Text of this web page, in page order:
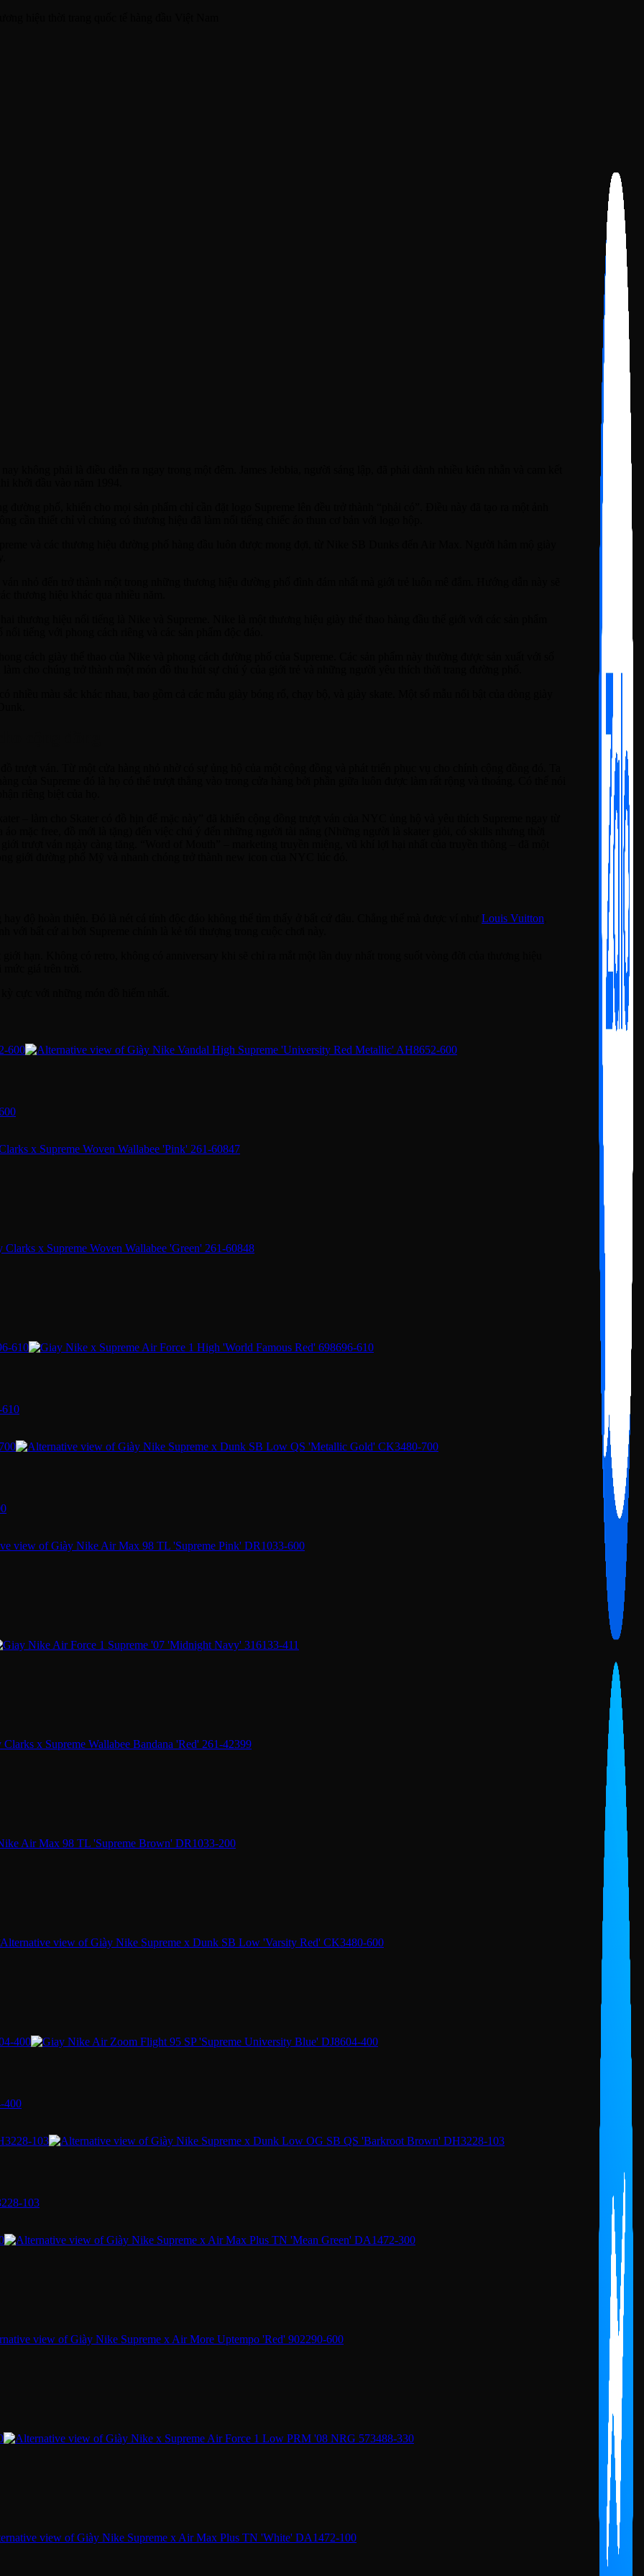
không phải là điều diễn ra ngay trong một đêm. James Jebbia, người sáng lập, đã phải dành nhiều kiên nhẫn và cam kết
khởi đầu vào năm 1994.
đường phố, khiến cho mọi sản phẩm chỉ cần đặt logo Supreme lên đều trở thành “phải có”. Điều này đã tạo ra một ảnh
cần thiết chỉ vì chúng có thương hiệu đã làm nổi tiếng chiếc áo thun cơ bản với logo hộp.
và các thương hiệu đường phố hàng đầu luôn được mong đợi, từ Nike SB Dunks đến Air Max. Người hâm mộ giày
nhỏ đến trở thành một trong những thương hiệu đường phố đình đám nhất mà giới trẻ luôn mê đắm. Hướng dẫn này sẽ
tiếng với phong cách riêng và các sản phẩm độc đáo.
cách giày thể thao của Nike và phong cách đường phố của Supreme. Các sản phẩm này thường được sản xuất với số
cho chúng trở thành một món đồ thu hút sự chú ý của giới trẻ và những người yêu thích thời trang đường phố.
nhiều màu sắc khác nhau, bao gồm cả các mẫu giày bóng rổ, chạy bộ, và giày skate. Một số mẫu nổi bật của dòng giày
của Supreme đó là họ có thể trượt thẳng vào trong cửa hàng bởi phần giữa luôn được làm rất rộng và thoáng. Có thể nói
riêng biệt của họ.
– làm cho Skater có đồ hịn để mặc này” đã khiến cộng đồng trượt ván của NYC ủng hộ và yêu thích Supreme ngay từ
Louis Vuitton
với bất cứ ai bởi Supreme chính là kẻ tối thượng trong cuộc chơi này.
hạn. Không có retro, không có anniversary khi sẽ chỉ ra mắt một lần duy nhất trong suốt vòng đời của thương hiệu
cực với những món đồ hiếm nhất.
610
400
103